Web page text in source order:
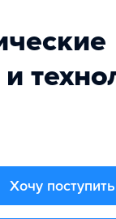
Хочу поступить